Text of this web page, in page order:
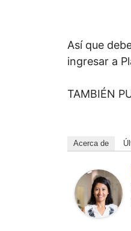
Así que
ingresar a
TAMBIÉN
Acerca de